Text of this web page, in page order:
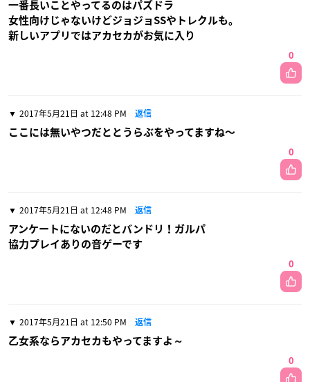
一番長いことやってるのはパズドラ
女性向けじゃないけどジョジョSSやトレクルも。
新しいアプリではアカセカがお気に入り
0
2017年5月21日 at 12:48 PM 返信
ここには無いやつだととうらぶをやってますね〜
0
2017年5月21日 at 12:48 PM 返信
アンケートにないのだとバンドリ！ガルパ
協力プレイありの音ゲーです
0
2017年5月21日 at 12:50 PM 返信
乙女系ならアカセカもやってますよ～
0